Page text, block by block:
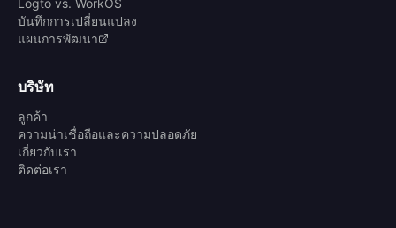
Logto vs. WorkOS
บันทึกการเปลี่ยนแปลง
แผนการพัฒนา
บริษัท
ลูกค้า
ความน่าเชื่อถือและความปลอดภัย
เกี่ยวกับเรา
ติดต่อเรา